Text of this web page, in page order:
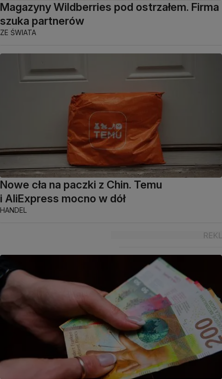
Magazyny Wildberries pod ostrzałem. Firma
szuka partnerów
ZE ŚWIATA
Nowe cła na paczki z Chin. Temu
i AliExpress mocno w dół
HANDEL